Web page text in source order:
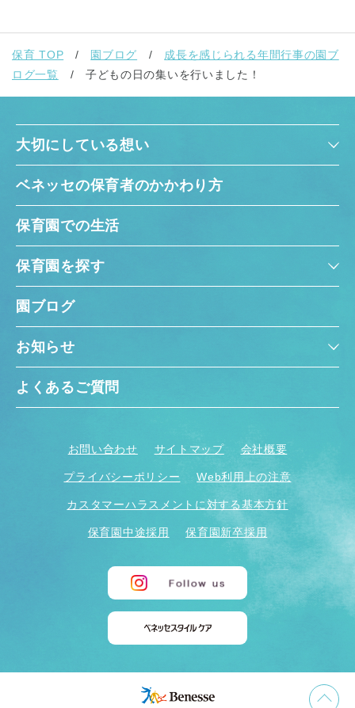
保育 TOP 園ブログ
成長を感じられる年間行事の園ブ
ログ一覧
子どもの日の集いを行いました！
大切にしている想い
ベネッセの保育者のかかわり方
保育園での生活
保育園を探す
園ブログ
お知らせ
よくあるご質問
お問い合わせ サイトマップ 会社概要
プライバシーポリシー Web利用上の注意
カスタマーハラスメントに対する基本方針
保育園中途採用 保育園新卒採用